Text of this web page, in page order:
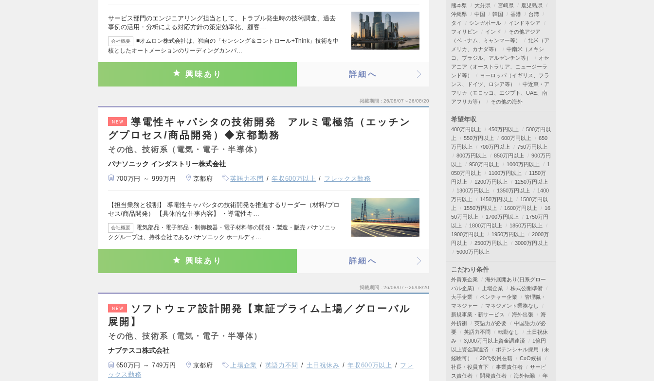
サービス部門のエンジニアリング担当として、トラブル発生時の技術調査、過去
事例の活用・分析による対応方針の策定効率化、顧客…
会社概要
■オムロン株式会社は、独自の「センシング＆コントロール+Think」技術を中
核としたオートメーションのリーディングカンパ…
興味あり 詳細へ
掲載期間 26/08/07～26/08/20
NEW
導電性キャパシタの技術開発 アルミ電極箔（エッチン
グプロセス/商品開発）◆京都勤務
その他、技術系（電気・電子・半導体）
パナソニック インダストリー株式会社
700万円 ～ 999万円 京都府 英語力不問 年収600万以上 フレックス勤務
【担当業務と役割】 導電性キャパシタの技術開発を推進するリーダー（材料/プロ
セス/商品開発） 【具体的な仕事内容】 ・導電性キ…
会社概要
電気部品・電子部品・制御機器・電子材料等の開発・製造・販売 パナソニッ
クグループは、持株会社であるパナソニック ホールディ…
興味あり 詳細へ
掲載期間 26/08/07～26/08/20
NEW
ソフトウェア設計開発【東証プライム上場／グローバル
展開】
その他、技術系（電気・電子・半導体）
ナブテスコ株式会社
650万円 ～ 749万円 京都府 上場企業 英語力不問 土日祝休み 年収600万以上
フレ
ックス勤務
熊本県
大分県 宮崎県
鹿児島県
沖縄県
中国 韓国 香港
台湾
タイ
シンガポール
インドネシア
フィリピン
インド
その他アジア
（ベトナム、ミャンマー等）
北米（ア
メリカ、カナダ等）
中南米（メキシ
コ、ブラジル、アルゼンチン等）
オセ
アニア（オーストラリア、ニュージーラ
ンド等）
ヨーロッパ（イギリス、フラ
ンス、ドイツ、ロシア等）
中近東・ア
フリカ（モロッコ、エジプト、UAE、南
アフリカ等）
その他の海外
希望年収
400万円以上 450万円以上
500万円以
上
550万円以上 600万円以上
650
万円以上
700万円以上
750万円以上
800万円以上
850万円以上
900万円
以上
950万円以上 1000万円以上
1
050万円以上
1100万円以上
1150万
円以上
1200万円以上
1250万円以上
1300万円以上
1350万円以上
1400
万円以上
1450万円以上
1500万円以
上
1550万円以上 1600万円以上
16
50万円以上
1700万円以上
1750万円
以上
1800万円以上
1850万円以上
1900万円以上
1950万円以上
2000万
円以上
2500万円以上
3000万円以上
5000万円以上
こだわり条件
外資系企業
海外展開あり(日系グロー
バル企業)
上場企業
株式公開準備
大手企業
ベンチャー企業
管理職・
マネジャー
マネジメント業務なし
新規事業・新サービス
海外出張
海
外折衝
英語力が必要
中国語力が必
要
英語力不問 転勤なし
土日祝休
み
3,000万円以上資金調達済
1億円
以上資金調達済
ポテンシャル採用（未
経験可）
20代役員在籍
CxO候補
社長・役員直下
事業責任者
サービ
ス責任者
開発責任者 海外転勤
年